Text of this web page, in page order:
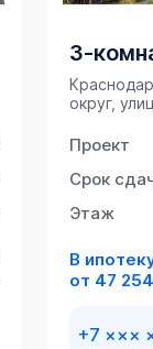
3-
округ,
Проект
Срок
Этаж
В
от 47
+7 ×××